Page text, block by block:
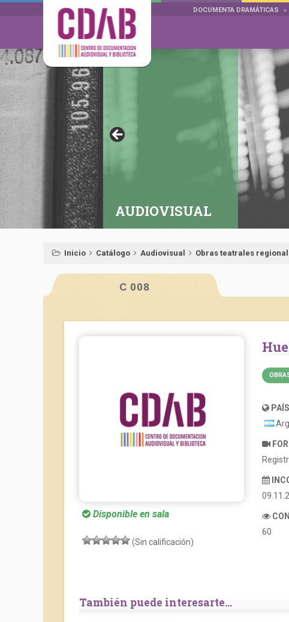
DOCUMENTA DRAMÁTICAS
AUDIOVISUAL
Inicio Catálogo Audiovisual Obras teatrales
C 008
Disponible en sala
(Sin calificación)
60
También puede interesarte...